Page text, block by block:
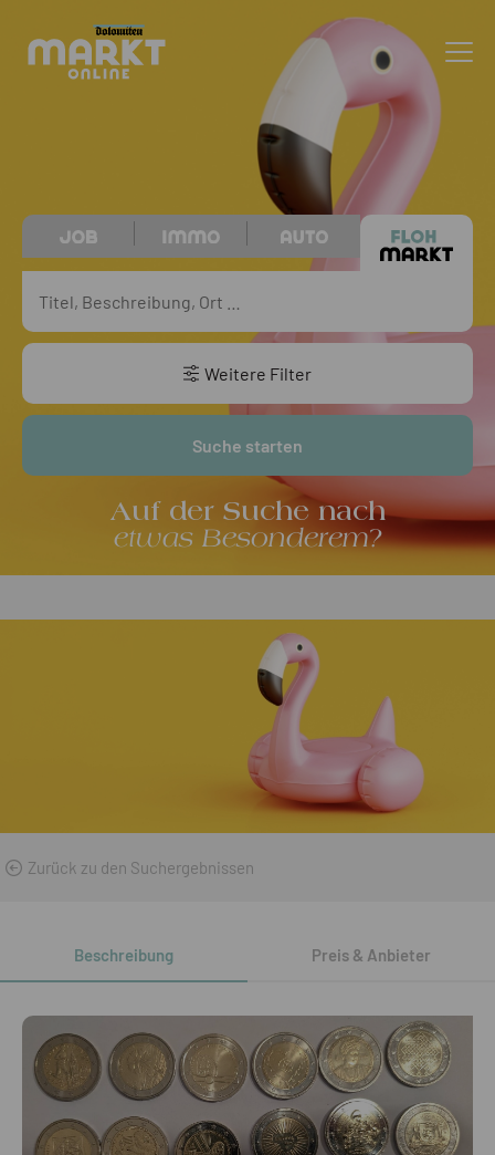
Auf der Suche nach
etwas Besonderem?
Weitere Filter
Suche starten
Zurück zu den Suchergebnissen
Beschreibung Preis & Anbieter